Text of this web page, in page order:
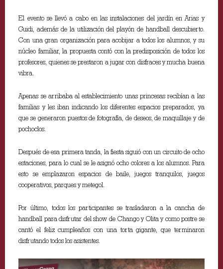
El evento se llevó a cabo en las instalaciones del jardín en Arias y
Guidi, además de la utilización del playón de handball descubierto.
Con una gran organización para acobijar a todos los alumnos, y su
núcleo familiar, la propuesta contó con la predisposición de todos los
profesores, quienes se prestaron a jugar con disfraces y mucha buena
vibra.
Apenas se arribaba al establecimiento unas princesas recibían a las
familias y les iban indicando los diferentes espacios preparados, ya
que se generaron puestos de fotografía, de deseos, de maquillaje y de
pochoclos.
Después de esa primera tanda, la fiesta siguió con un circuito de ocho
estaciones, para lo cual se le asignó ocho colores a los alumnos. Para
esto se emplazaron espacios de baile, juegos tranquilos, juegos
cooperativos, parques y metegol.
Por último, todos los participantes se trasladaron a la cancha de
handball para disfrutar del show de Chango y Olita y como postre se
cantó el feliz cumpleaños con una torta gigante, que terminaron
disfrutando todos los asistentes.